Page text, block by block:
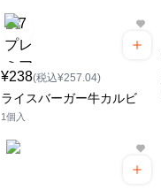
¥238(税込¥257.04)
ライスバーガー牛カルビ
1個入